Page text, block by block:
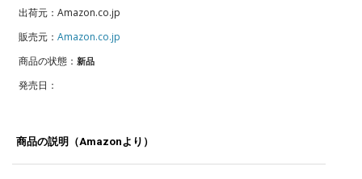
出荷元：Amazon.co.jp
販売元： Amazon.co.jp
商品の状態： 新品
発売日：
商品の説明（Amazonより）